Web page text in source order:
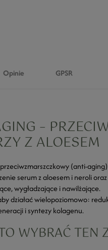
Opinie GPSR
–
Z ALOESEM
(anti-
serum z aloesem i neroli
wygładzające i nawilżające.
działać wielopoziomowo:
i syntezy kolagenu.
WYBRAĆ TEN